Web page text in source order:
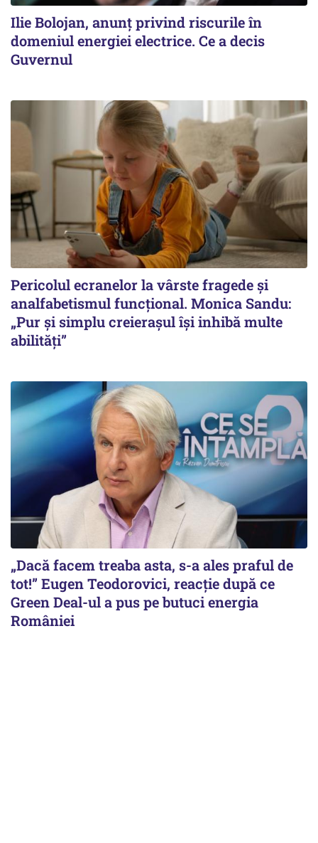
Ilie Bolojan, anunț privind riscurile în
domeniul energiei electrice. Ce a decis
Guvernul
Pericolul ecranelor la vârste fragede și
analfabetismul funcțional. Monica Sandu:
„Pur și simplu creierașul își inhibă multe
abilități”
„Dacă facem treaba asta, s-a ales praful de
tot!” Eugen Teodorovici, reacție după ce
Green Deal-ul a pus pe butuci energia
României